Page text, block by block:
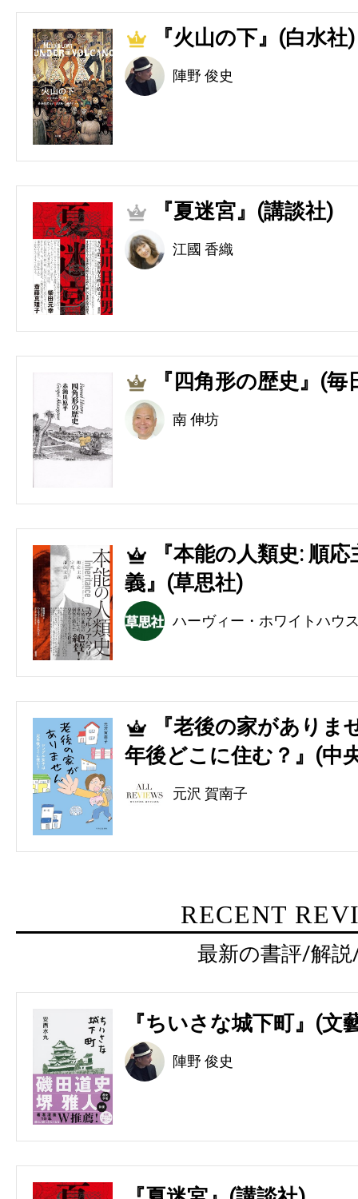
1 『火山の下』(白水社)
陣野 俊史
2 『夏迷宮』(講談社)
江國 香織
3 『四角形の歴史』(毎
南 伸坊
4
『本能の人類史: 順
義』(草思社)
ハーヴィー・ホワイトハウ
5
『老後の家があり
年後どこに住む？』(中
元沢 賀南子
RECENT
最新の書評/解
『ちいさな城下町』(文
陣野 俊史